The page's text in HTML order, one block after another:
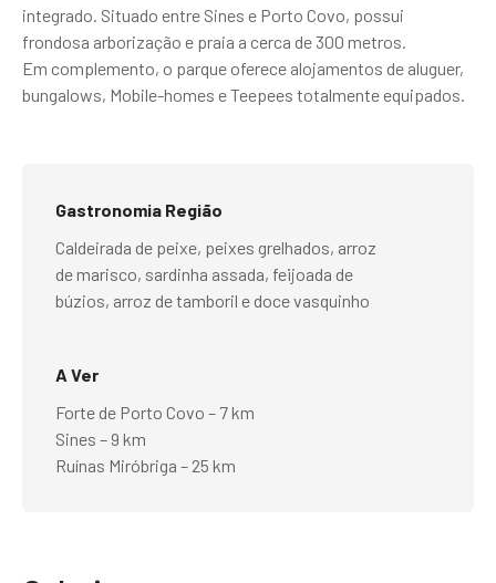
integrado. Situado entre Sines e Porto Covo, possui
frondosa arborização e praia a cerca de 300 metros.
Em complemento, o parque oferece alojamentos de aluguer,
bungalows, Mobile-homes e Teepees totalmente equipados.
Gastronomia Região
Caldeirada de peixe, peixes grelhados, arroz
de marisco, sardinha assada, feijoada de
búzios, arroz de tamboril e doce vasquinho
A Ver
Forte de Porto Covo – 7 km
Sines – 9 km
Ruínas Miróbriga – 25 km